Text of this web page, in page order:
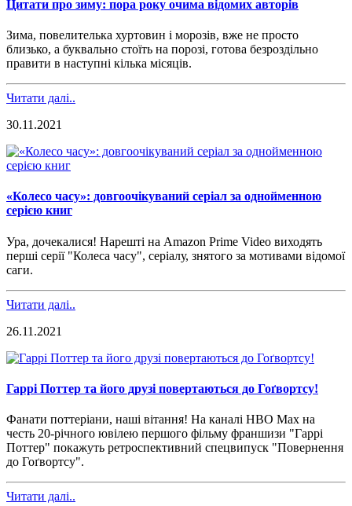
Цитати про зиму: пора року очима відомих авторів
Зима, повелителька хуртовин і морозів, вже не просто
близько, а буквально стоїть на порозі, готова безроздільно
правити в наступні кілька місяців.
Читати далі..
30.11.2021
«Колесо часу»: довгоочікуваний серіал за однойменною
серією книг
Ура, дочекалися! Нарешті на Amazon Prime Video виходять
перші серії "Колеса часу", серіалу, знятого за мотивами відомої
саги.
Читати далі..
26.11.2021
Гаррі Поттер та його друзі повертаються до Гоґвортсу!
Фанати поттеріани, наші вітання! На каналі HBO Max на
честь 20-річного ювілею першого фільму франшизи "Гаррі
Поттер" покажуть ретроспективний спецвипуск "Повернення
до Гоґвортсу".
Читати далі..